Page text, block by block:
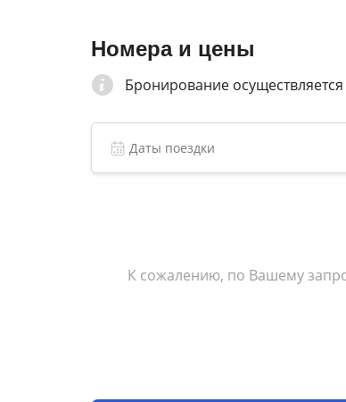
Номера и цены
Бронирование
К сожалению, по Вашему